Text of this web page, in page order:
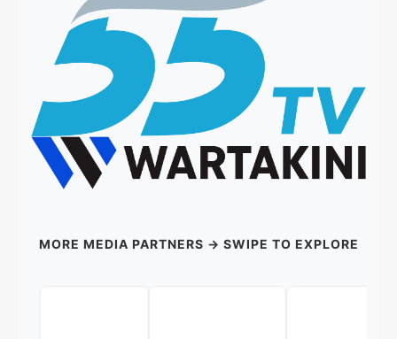
MORE MEDIA PARTNERS → SWIPE TO EXPLORE